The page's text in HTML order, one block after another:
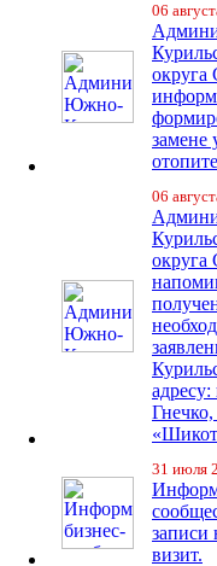
06
округа
замене
06
округа
31 июля
записи
визит.